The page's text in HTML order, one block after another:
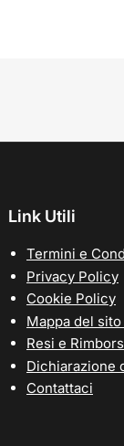
Link Utili
Termini e
Privacy Policy
Cookie Policy
Mappa del
Resi e
Dichiarazione
Contattaci